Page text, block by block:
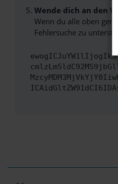
Wende dich an den
Wenn du alle oben
Fehlersuche zu